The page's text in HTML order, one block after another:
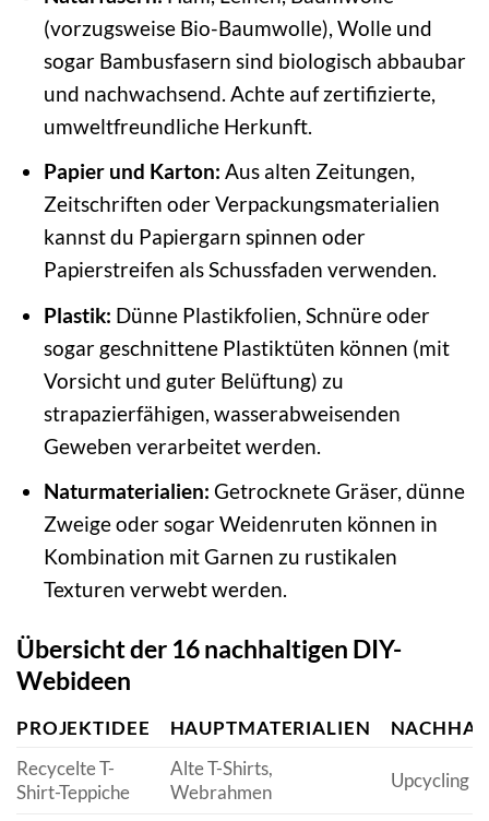
(vorzugsweise Bio-Baumwolle), Wolle und
sogar Bambusfasern sind biologisch abbaubar
und nachwachsend. Achte auf zertifizierte,
umweltfreundliche Herkunft.
Papier und Karton: Aus alten Zeitungen,
Zeitschriften oder Verpackungsmaterialien
kannst du Papiergarn spinnen oder
Papierstreifen als Schussfaden verwenden.
Plastik: Dünne Plastikfolien, Schnüre oder
sogar geschnittene Plastiktüten können (mit
Vorsicht und guter Belüftung) zu
strapazierfähigen, wasserabweisenden
Geweben verarbeitet werden.
Naturmaterialien: Getrocknete Gräser, dünne
Zweige oder sogar Weidenruten können in
Kombination mit Garnen zu rustikalen
Texturen verwebt werden.
Übersicht der 16 nachhaltigen DIY-
Webideen
PROJEKTIDEE HAUPTMATERIALIEN
Recycelte T-
Shirt-Teppiche
Alte T-Shirts,
Webrahmen
Upcycling